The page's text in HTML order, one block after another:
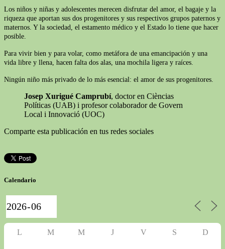
Los niños y niñas y adolescentes merecen disfrutar del amor, el bagaje y la
riqueza que aportan sus dos progenitores y sus respectivos grupos paternos y
maternos. Y la sociedad, el estamento médico y el Estado lo tiene que hacer
posible.
Para vivir bien y para volar, como metáfora de una emancipación y una
vida libre y llena, hacen falta dos alas, una mochila ligera y raíces.
Ningún niño más privado de lo más esencial: el amor de sus progenitores.
Josep Xurigué Camprubí, doctor en Cièncias
Políticas (UAB) i profesor colaborador de Govern
Local i Innovació (UOC)
Comparte esta publicación en tus redes sociales
Calendario
L M M J V S D